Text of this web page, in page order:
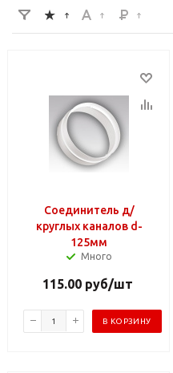
Соединитель д/
круглых каналов d-
125мм
Много
115.00руб/шт
В КОРЗИНУ